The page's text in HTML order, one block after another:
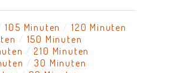
105 Minuten
120 Minuten
150 Minuten
210 Minuten
30 Minuten